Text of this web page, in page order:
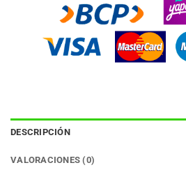
DESCRIPCIÓN
VALORACIONES (0)